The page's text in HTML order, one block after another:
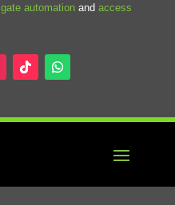
gate automationand access